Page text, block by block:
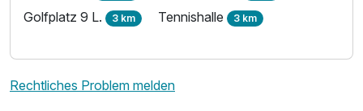
Golfplatz 9 L. 3 km Tennishalle 3 km
Rechtliches Problem melden